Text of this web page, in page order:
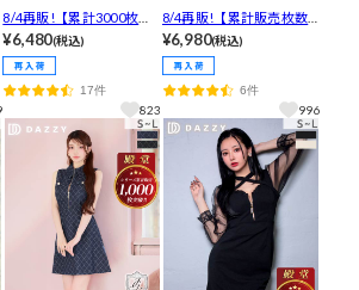
8/4再販!【累計3000枚販
売・3Lサイズ有】大人の
色気漂うフロント全ジッ
プ×透けレース長袖タイト
キャバドレス
¥6,480(税込)
17件
823
8/4再販!【累計販売枚数1
500枚突破！】[XSサイズ
追加] 3日で即完した伝説
のSEXY谷間ジップアメス
リビジュータイトミニ丈
キャバドレス[XS-L/4サイ
¥6,980(税込)
6件
996